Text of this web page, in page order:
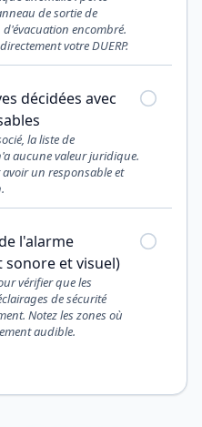
de sortie de
encombré.
votre DUERP.
décidées avec
la liste de
aucune valeur juridique.
un responsable et
l'alarme
et visuel)
vérifier que les
de sécurité
Notez les zones où
audible.